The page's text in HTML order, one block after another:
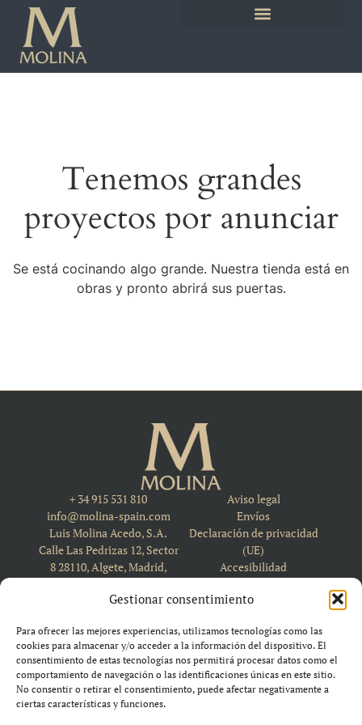
Gestionar consentimiento
Para ofrecer las mejores experiencias, utilizamos tecnologías como las
cookies para almacenar y/o acceder a la información del dispositivo. El
consentimiento de estas tecnologías nos permitirá procesar datos como el
comportamiento de navegación o las identificaciones únicas en este sitio.
No consentir o retirar el consentimiento, puede afectar negativamente a
ciertas características y funciones.
Tenemos grandes
proyectos por anunciar
Se está cocinando algo grande. Nuestra tienda está en
obras y pronto abrirá sus puertas.
+ 34 915 531 810
info@molina-spain.com
Luis Molina Acedo, S.A.
Calle Las Pedrizas 12, Sector
8 28110, Algete, Madrid,
Aviso legal
Envíos
Declaración de privacidad
(UE)
Accesibilidad